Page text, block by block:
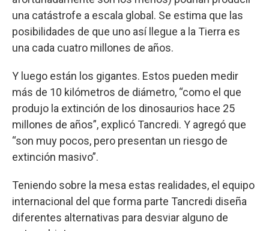
una catástrofe a escala global. Se estima que las
posibilidades de que uno así llegue a la Tierra es
una cada cuatro millones de años.
Y luego están los gigantes. Estos pueden medir
más de 10 kilómetros de diámetro, “como el que
produjo la extinción de los dinosaurios hace 25
millones de años”, explicó Tancredi. Y agregó que
“son muy pocos, pero presentan un riesgo de
extinción masivo”.
Teniendo sobre la mesa estas realidades, el equipo
internacional del que forma parte Tancredi diseña
diferentes alternativas para desviar alguno de